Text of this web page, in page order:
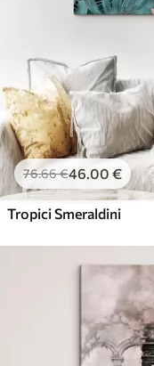
76.66€46.00 €
Tropici Smeraldini